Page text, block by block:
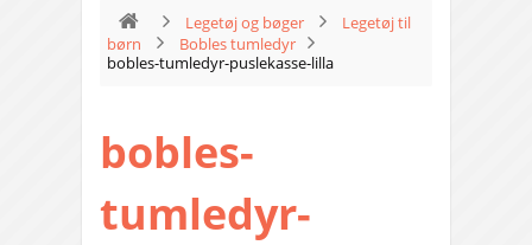
Legetøj og bøger
Legetøj til
børn
Bobles tumledyr
bobles-tumledyr-puslekasse-lilla
bobles-
tumledyr-